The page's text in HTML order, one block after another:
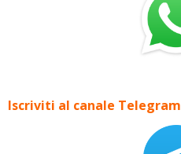
Iscriviti al canale Telegram